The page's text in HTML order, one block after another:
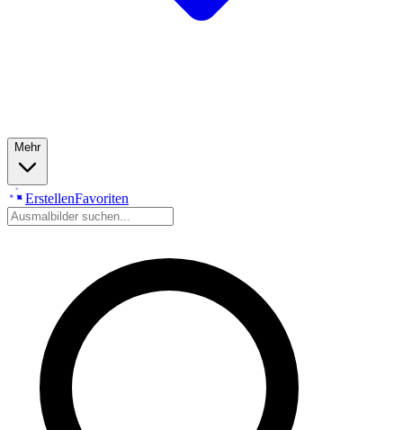
Mehr
ErstellenFavoriten